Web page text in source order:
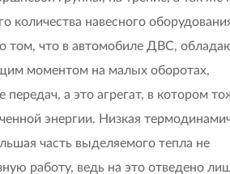
количества навесного
о том, что в автомобиле ДВС,
моментом на малых оборотах,
передач, а это агрегат, в котором
энергии. Низкая
часть выделяемого тепла не
работу, ведь на это отведено